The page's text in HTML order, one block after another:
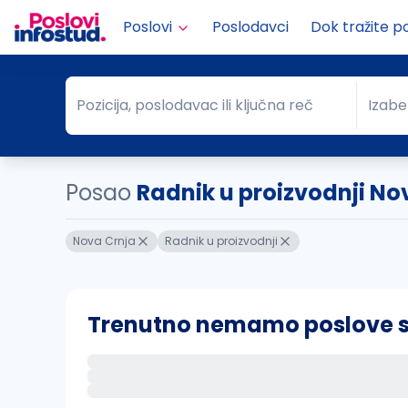
Poslovi Poslodavci Dok tražite
Pozicija, poslodavac ili ključna reč
Pozicija, poslodavac ili ključna reč Grad
Posao Radnik u proizvodnji
Nova Crnja Radnik u proizvodnji
Trenutno nemamo poslove